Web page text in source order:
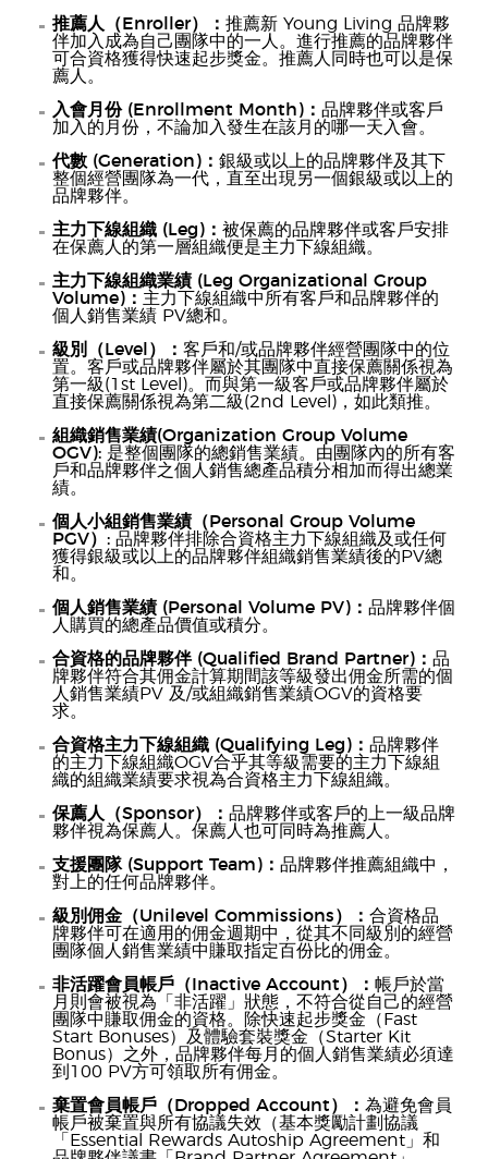
推薦人（Enroller）： 推薦新 Young Living 品牌夥
伴加入成為自己團隊中的一人。進行推薦的品牌夥伴
可合資格獲得快速起步獎金。推薦人同時也可以是保
薦人。
入會月份 (Enrollment Month)： 品牌夥伴或客戶
加入的月份，不論加入發生在該月的哪一天入會。
代數 (Generation)： 銀級或以上的品牌夥伴及其下
整個經營團隊為一代，直至出現另一個銀級或以上的
品牌夥伴。
主力下線組織 (Leg)： 被保薦的品牌夥伴或客戶安排
在保薦人的第一層組織便是主力下線組織。
主力下線組織業績 (Leg Organizational Group
Volume)： 主力下線組織中所有客戶和品牌夥伴的
個人銷售業績 PV總和。
級別（Level）： 客戶和/或品牌夥伴經營團隊中的位
置。客戶或品牌夥伴屬於其團隊中直接保薦關係視為
第一級(1st Level)。而與第一級客戶或品牌夥伴屬於
直接保薦關係視為第二級(2nd Level)，如此類推。
組織銷售業績(Organization Group Volume
OGV): 是整個團隊的總銷售業績。由團隊內的所有客
戶和品牌夥伴之個人銷售總產品積分相加而得出總業
績。
個人小組銷售業績（Personal Group Volume
PGV）: 品牌夥伴排除合資格主力下線組織及或任何
獲得銀級或以上的品牌夥伴組織銷售業績後的PV總
和。
個人銷售業績 (Personal Volume PV)： 品牌夥伴個
人購買的總產品價值或積分。
合資格的品牌夥伴 (Qualified Brand Partner)： 品
牌夥伴符合其佣金計算期間該等級發出佣金所需的個
人銷售業績PV 及/或組織銷售業績OGV的資格要
求。
合資格主力下線組織 (Qualifying Leg)： 品牌夥伴
的主力下線組織OGV合乎其等級需要的主力下線組
織的組織業績要求視為合資格主力下線組織。
保薦人（Sponsor）： 品牌夥伴或客戶的上一級品牌
夥伴視為保薦人。保薦人也可同時為推薦人。
支援團隊 (Support Team)： 品牌夥伴推薦組織中，
對上的任何品牌夥伴。
級別佣金（Unilevel Commissions）： 合資格品
牌夥伴可在適用的佣金週期中，從其不同級別的經營
團隊個人銷售業績中賺取指定百份比的佣金。
非活躍會員帳戶（Inactive Account）： 帳戶於當
月則會被視為「非活躍」狀態，不符合從自己的經營
團隊中賺取佣金的資格。除快速起步獎金（Fast
Start Bonuses）及體驗套裝獎金（Starter Kit
Bonus）之外，品牌夥伴每月的個人銷售業績必須達
到100 PV方可領取所有佣金。
棄置會員帳戶（Dropped Account）： 為避免會員
帳戶被棄置與所有協議失效（基本獎勵計劃協議
「Essential Rewards Autoship Agreement」和